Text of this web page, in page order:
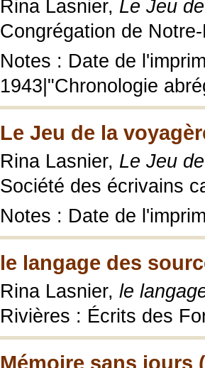
Rina Lasnier, Le Jeu
Congrégation de
Notes : Date de
1943|"Chronologie
Le Jeu de la
Rina Lasnier, Le Jeu
Société des écrivains
Notes : Date de
le langage des
Rina Lasnier, le
Rivières : Écrits des
Mémoire sans jours